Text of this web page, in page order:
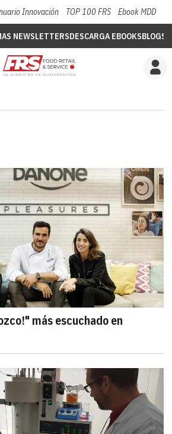
Innovación TOP 100 FRS Ebook MDD
NEWSLETTERSDESCARGA EBOOKSBLOGS
más escuchado en